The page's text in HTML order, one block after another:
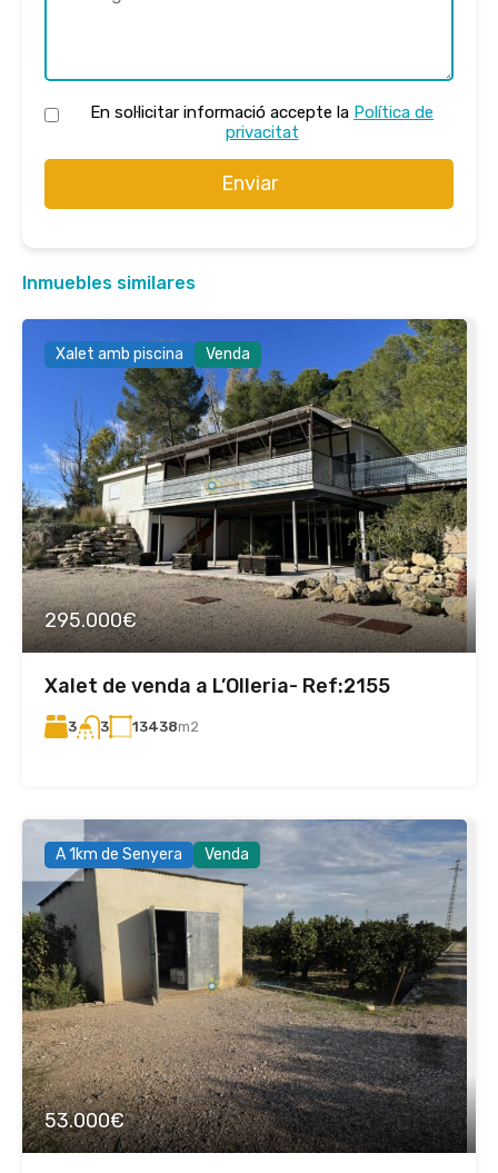
En sol·licitar informació accepte la Política de
privacitat
Enviar
Inmuebles similares
Xalet amb piscina Venda
295.000€
Xalet de venda a L’Olleria- Ref:2155
3 3 13438m2
A 1km de Senyera Venda
53.000€